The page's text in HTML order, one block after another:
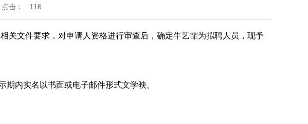
点击： 116
关文件要求，对申请人资格进行审查后，确定牛艺霏为拟聘人员，现予
内实名以书面或电子邮件形式文学映。